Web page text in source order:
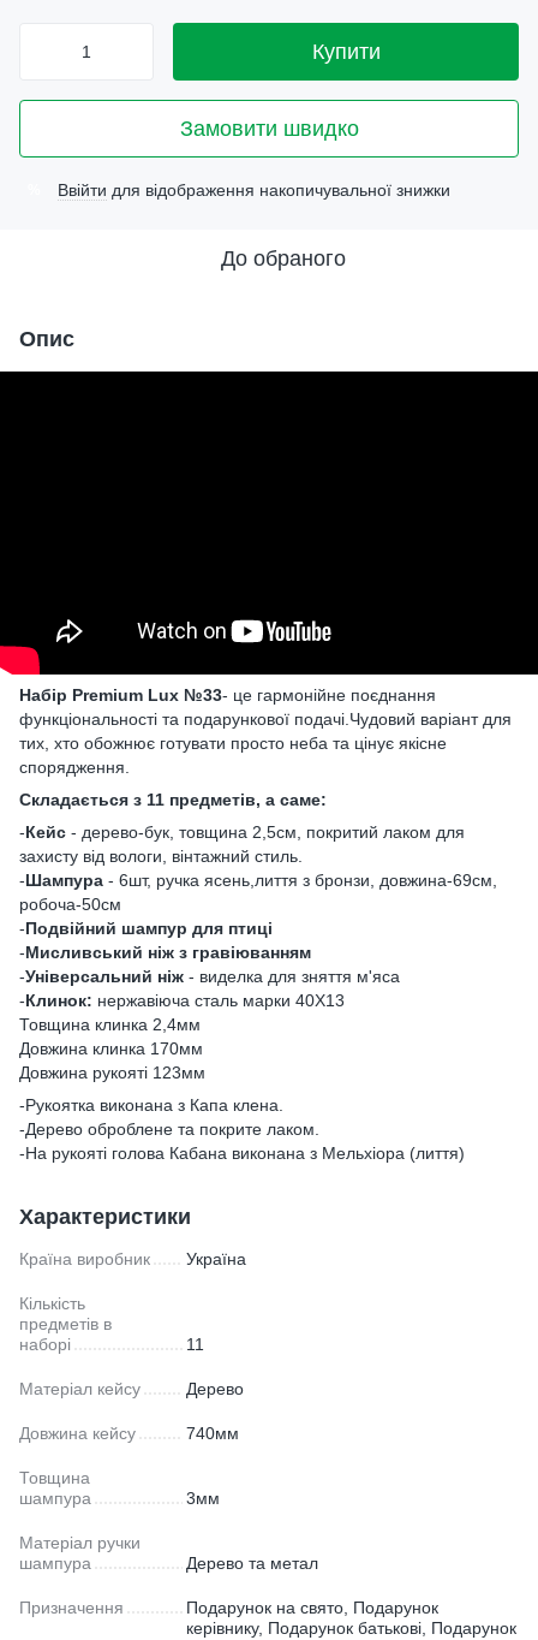
Купити
Замовити швидко
Ввійти для відображення накопичувальної знижки
До обраного
Опис
Набір Premium Lux №33- це гармонійне поєднання
функціональності та подарункової подачі.Чудовий варіант для
тих, хто обожнює готувати просто неба та цінує якісне
спорядження.
Складається з 11 предметів, а саме:
-Кейс - дерево-бук, товщина 2,5см, покритий лаком для
захисту від вологи, вінтажний стиль.
-Шампура - 6шт, ручка ясень,лиття з бронзи, довжина-69см,
робоча-50см
-Подвійний шампур для птиці
-Мисливський ніж з гравіюванням
-Універсальний ніж - виделка для зняття м'яса
-Клинок: нержавіюча сталь марки 40Х13
Товщина клинка 2,4мм
Довжина клинка 170мм
Довжина рукояті 123мм
-Рукоятка виконана з Капа клена.
-Дерево оброблене та покрите лаком.
-На рукояті голова Кабана виконана з Мельхіора (лиття)
Характеристики
Країна виробник Україна
Кількість
предметів в
наборі
11
Матеріал кейсу Дерево
Довжина кейсу 740мм
Товщина
шампура
3мм
Матеріал ручки
шампура
Дерево та метал
Призначення
Подарунок на свято, Подарунок
керівнику, Подарунок батькові, Подарунок